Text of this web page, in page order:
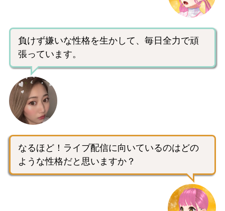
負けず嫌いな性格を生かして、毎日全力で頑
張っています。
なるほど！ライブ配信に向いているのはどの
ような性格だと思いますか？